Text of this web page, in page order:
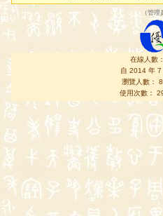
（管理
在線人數
自 2014 年 7
瀏覽人數：
使用次數：